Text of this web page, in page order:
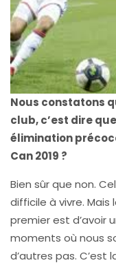
Nous constatons
club, c’est dire
élimination
Can 2019 ?
Bien sûr que non.
difficile à vivre.
premier est d’avoir
moments où nous
d’autres pas.